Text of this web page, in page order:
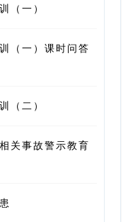
（一）
（一）课时问答
（二）
关事故警示教育